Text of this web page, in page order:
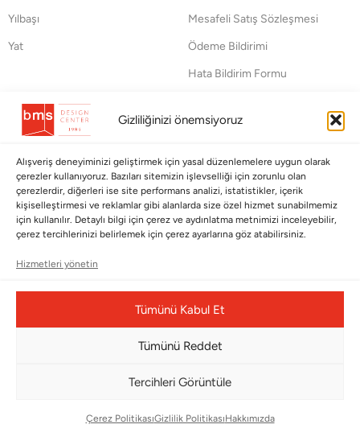
Gizliliğinizi önemsiyoruz
Alışveriş deneyiminizi geliştirmek için yasal düzenlemelere uygun olarak
çerezler kullanıyoruz. Bazıları sitemizin işlevselliği için zorunlu olan
çerezlerdir, diğerleri ise site performans analizi, istatistikler, içerik
kişiselleştirmesi ve reklamlar gibi alanlarda size özel hizmet sunabilmemiz
için kullanılır. Detaylı bilgi için çerez ve aydınlatma metnimizi inceleyebilir,
çerez tercihlerinizi belirlemek için çerez ayarlarına göz atabilirsiniz.
Hizmetleri yönetin
Tümünü Kabul Et
Tümünü Reddet
Tercihleri Görüntüle
Çerez PolitikasıGizlilik PolitikasıHakkımızda
Yılbaşı
Yat
Mesafeli Satış Sözleşmesi
Ödeme Bildirimi
Hata Bildirim Formu
BÜLTENİMİZE ABONE OLUN
Bültenimize Abone Olun
Bizi Takip Edin